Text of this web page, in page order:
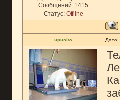
Сообщений: 1415
Статус: Offline
upuska